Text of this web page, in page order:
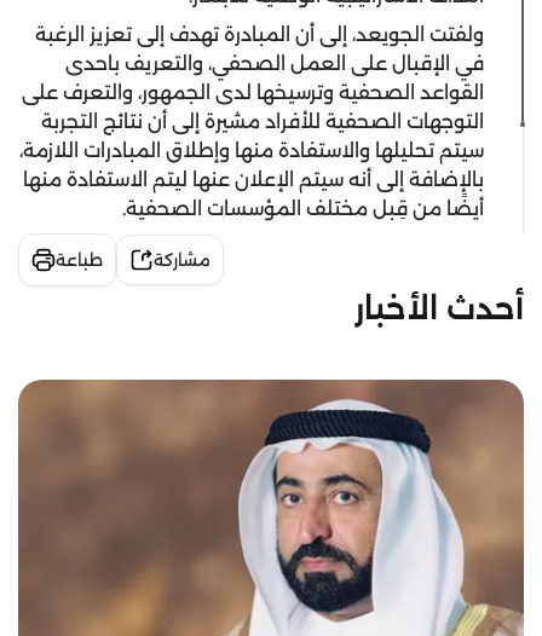
ولفتت الجويعد، إلى أن المبادرة تهدف إلى تعزيز الرغبة
في الإقبال على العمل الصحفي، والتعريف باحدى
القواعد الصحفية وترسيخها لدى الجمهور، والتعرف على
التوجهات الصحفية للأفراد مشيرة إلى أن نتائج التجربة
سيتم تحليلها والاستفادة منها وإطلاق المبادرات اللازمة،
بالإضافة إلى أنه سيتم الإعلان عنها ليتم الاستفادة منها
أيضًا من قِبل مختلف المؤسسات الصحفية.
مشاركة طباعة
أحدث الأخبار